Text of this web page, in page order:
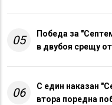
05
Победа за
в двубоя срещу
06
С един наказан
втора поредна